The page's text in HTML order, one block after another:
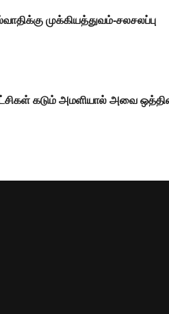
முக்கியத்துவம்-சலசலப்பு
கடும் அமளியால் அவை